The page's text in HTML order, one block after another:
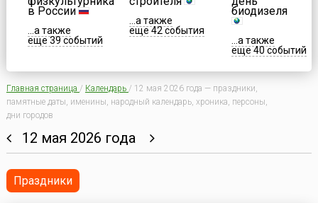
в России
...а также
еще 39 событий
...а также
еще 42 события
биодизеля
...а также
еще 40 событий
Главная страница / Календарь / 12 мая 2026 года — праздники,
памятные даты, именины, народный календарь, хроника, персоны,
дни городов
12 мая 2026 года
Праздники